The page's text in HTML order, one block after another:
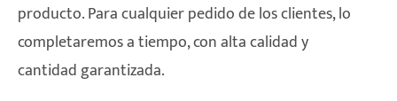
producto. Para cualquier pedido de los clientes, lo
completaremos a tiempo, con alta calidad y
cantidad garantizada.